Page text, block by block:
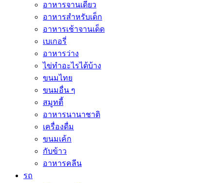
อาหารจานเดียว
อาหารสำหรับเด็ก
อาหารเช้าจานเด็ด
เบเกอรี่
อาหารว่าง
ไข่ทำอะไรได้บ้าง
ขนมไทย
ขนมอื่น ๆ
สมูทตี้
อาหารนานาชาติ
เครื่องดื่ม
ขนมเค้ก
กับข้าว
อาหารคลีน
รถ